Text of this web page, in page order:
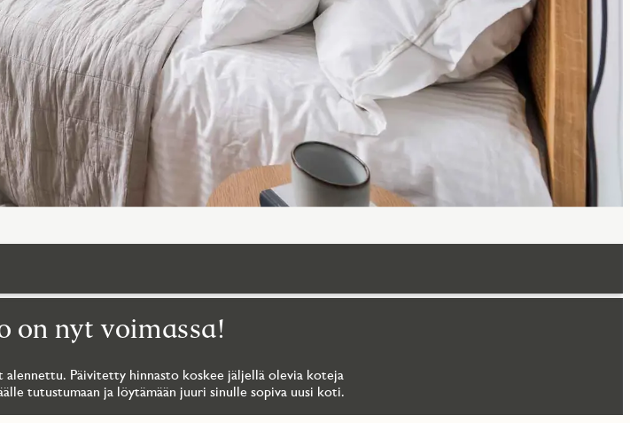
on nyt voimassa!
alennettu. Päivitetty hinnasto koskee jäljellä olevia koteja
tutustumaan ja löytämään juuri sinulle sopiva uusi koti.